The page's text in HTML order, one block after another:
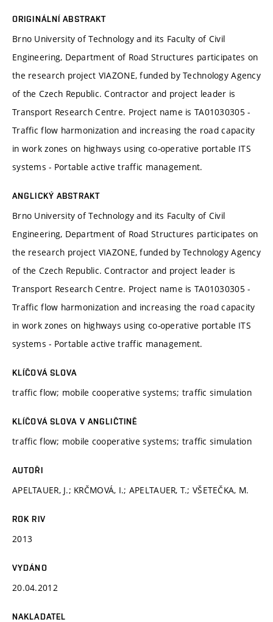
ORIGINÁLNÍ ABSTRAKT
Brno University of Technology and its Faculty of Civil
Engineering, Department of Road Structures participates on
the research project VIAZONE, funded by Technology Agency
of the Czech Republic. Contractor and project leader is
Transport Research Centre. Project name is TA01030305 -
Traffic flow harmonization and increasing the road capacity
in work zones on highways using co-operative portable ITS
systems - Portable active traffic management.
ANGLICKÝ ABSTRAKT
Brno University of Technology and its Faculty of Civil
Engineering, Department of Road Structures participates on
the research project VIAZONE, funded by Technology Agency
of the Czech Republic. Contractor and project leader is
Transport Research Centre. Project name is TA01030305 -
Traffic flow harmonization and increasing the road capacity
in work zones on highways using co-operative portable ITS
systems - Portable active traffic management.
KLÍČOVÁ SLOVA
traffic flow; mobile cooperative systems; traffic simulation
KLÍČOVÁ SLOVA V ANGLIČTINĚ
traffic flow; mobile cooperative systems; traffic simulation
AUTOŘI
APELTAUER, J.; KRČMOVÁ, I.; APELTAUER, T.; VŠETEČKA, M.
ROK RIV
2013
VYDÁNO
20.04.2012
NAKLADATEL